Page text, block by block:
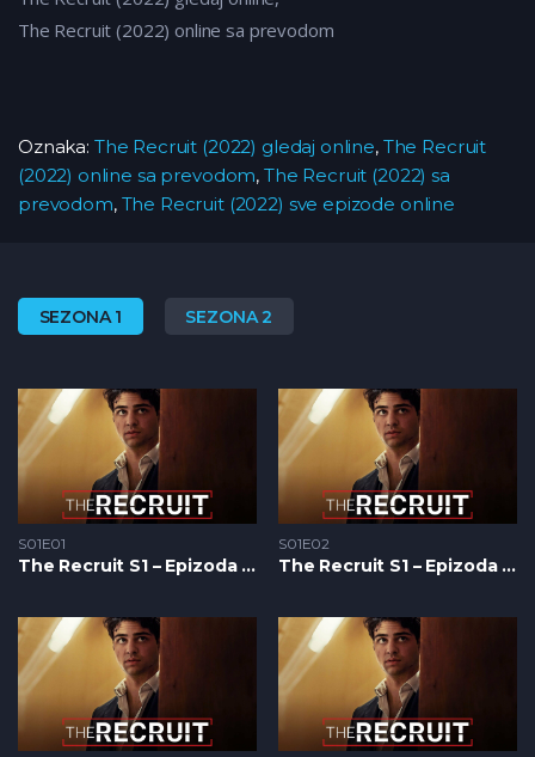
The Recruit (2022) online sa prevodom
Oznaka: The Recruit (2022) gledaj online, The Recruit
(2022) online sa prevodom, The Recruit (2022) sa
prevodom, The Recruit (2022) sve epizode online
SEZONA 1 SEZONA 2
S01E01
The Recruit S1 – Epizoda 01
S01E02
The Recruit S1 – Epizoda 02